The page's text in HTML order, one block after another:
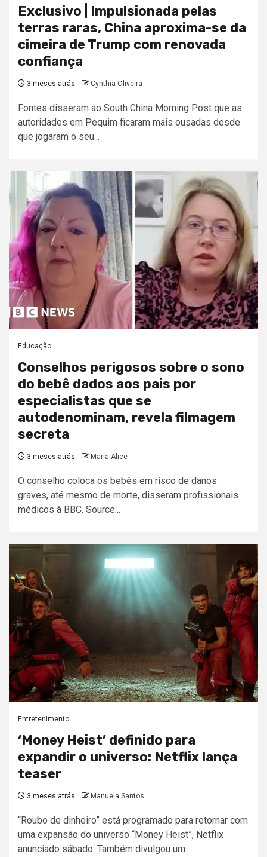
Exclusivo | Impulsionada pelas
terras raras, China aproxima-se da
cimeira de Trump com renovada
confiança
3 meses atrás Cynthia Oliveira
Fontes disseram ao South China Morning Post que as
autoridades em Pequim ficaram mais ousadas desde
que jogaram o seu...
Educação
Conselhos perigosos sobre o sono
do bebê dados aos pais por
especialistas que se
autodenominam, revela filmagem
secreta
3 meses atrás Maria Alice
O conselho coloca os bebês em risco de danos
graves, até mesmo de morte, disseram profissionais
médicos à BBC. Source...
Entretenimento
‘Money Heist’ definido para
expandir o universo: Netflix lança
teaser
3 meses atrás Manuela Santos
“Roubo de dinheiro” está programado para retornar com
uma expansão do universo “Money Heist”, Netflix
anunciado sábado. Também divulgou um...